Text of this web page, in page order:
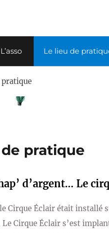
L’asso Le lieu de
pratique
pratique
d’argent… Le
Cirque Éclair était installé
Le Cirque Éclair s’est